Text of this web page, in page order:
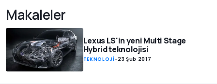
Makaleler
Lexus LS'in yeni Multi Stage
Hybrid teknolojisi
TEKNOLOJİ-23 Şub 2017